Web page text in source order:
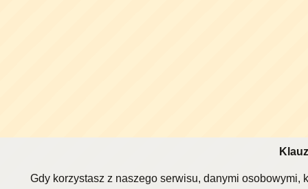
Gdy korzystasz z naszego serwisu, danymi osobowymi,